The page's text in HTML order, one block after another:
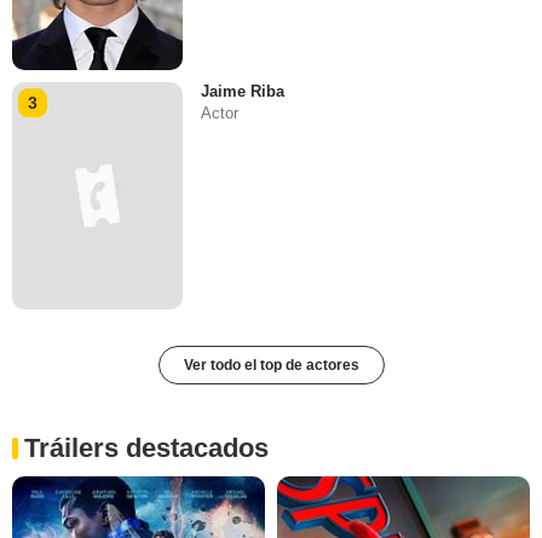
3
Jaime Riba
Actor
Ver todo el top de actores
Tráilers destacados